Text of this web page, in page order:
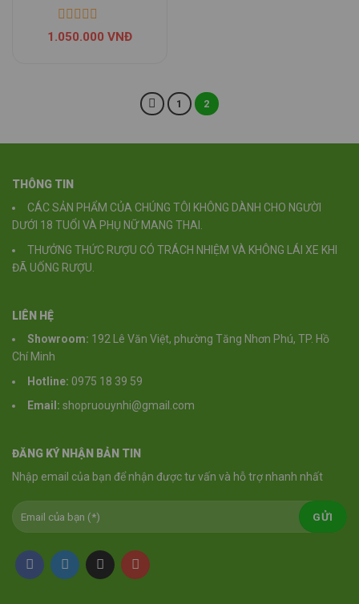
1.050.000 VNĐ
1 2
THÔNG TIN
CÁC SẢN PHẨM CỦA CHÚNG TÔI KHÔNG DÀNH CHO NGƯỜI
DƯỚI 18 TUỔI VÀ PHỤ NỮ MANG THAI.
THƯỞNG THỨC RƯỢU CÓ TRÁCH NHIỆM VÀ KHÔNG LÁI XE KHI
ĐÃ UỐNG RƯỢU.
LIÊN HỆ
Showroom: 192 Lê Văn Việt, phường Tăng Nhơn Phú, TP. Hồ
Chí Minh
Hotline: 0975 18 39 59
Email: shopruouynhi@gmail.com
ĐĂNG KÝ NHẬN BẢN TIN
Nhập email của bạn để nhận được tư vấn và hỗ trợ nhanh nhất